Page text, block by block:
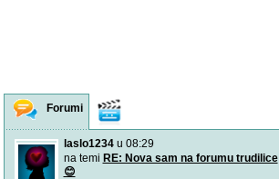
Forumi
laslo1234u 08:29
na temi RE: Nova sam na forumu trudilice
😊